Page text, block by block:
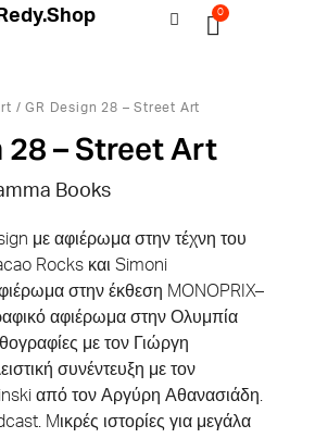
Redy.Shop 0
/ GR Design 28 – Street Art
28 – Street Art
Books
με αφιέρωμα στην τέχνη του
Rocks και Simoni
στην έκθεση MONOPRIX–
αφιέρωμα στην Ολυμπία
με τον Γιώργη
συνέντευξη με τον
από τον Αργύρη Αθανασιάδη.
Mικρές ιστορίες για μεγάλα